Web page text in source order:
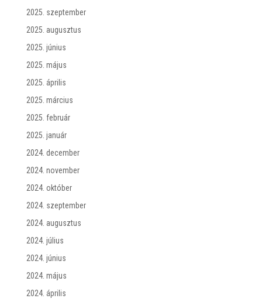
2025. szeptember
2025. augusztus
2025. június
2025. május
2025. április
2025. március
2025. február
2025. január
2024. december
2024. november
2024. október
2024. szeptember
2024. augusztus
2024. július
2024. június
2024. május
2024. április